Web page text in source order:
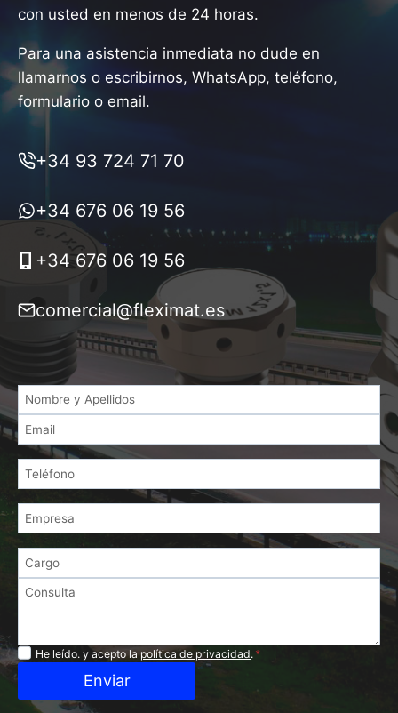
con usted en menos de 24 horas.
Para una asistencia inmediata no dude en
llamarnos o escribirnos, WhatsApp, teléfono,
formulario o email.
+34 93 724 71 70
+34 676 06 19 56
+34 676 06 19 56
comercial@fleximat.es
Privacidad
He leído. y acepto lapolítica de privacidad. *
Enviar